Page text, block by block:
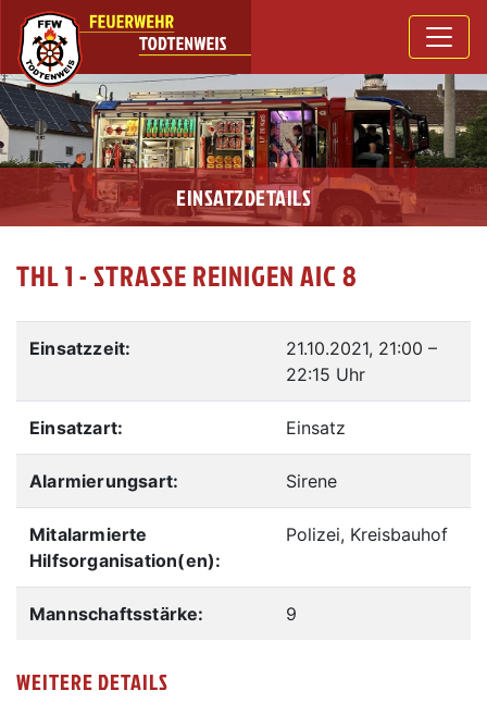
EINSATZDETAILS
THL 1 - STRASSE REINIGEN AIC 8
Einsatzzeit: 21.10.2021, 21:00 –
22:15 Uhr
Einsatzart: Einsatz
Alarmierungsart: Sirene
Mitalarmierte
Hilfsorganisation(en):
Polizei, Kreisbauhof
Mannschaftsstärke: 9
WEITERE DETAILS